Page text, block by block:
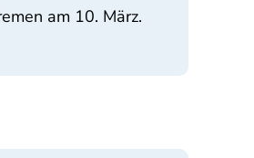
am 10. März.